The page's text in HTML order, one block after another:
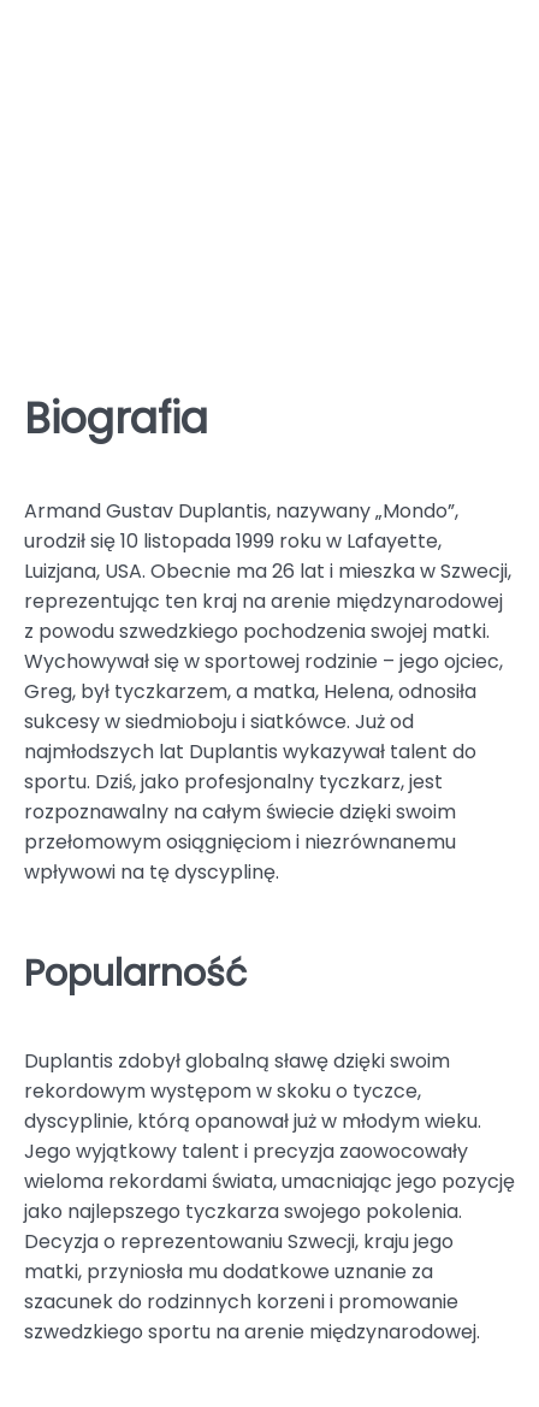
Biografia
Armand Gustav Duplantis, nazywany „Mondo”,
urodził się 10 listopada 1999 roku w Lafayette,
Luizjana, USA. Obecnie ma 26 lat i mieszka w Szwecji,
reprezentując ten kraj na arenie międzynarodowej
z powodu szwedzkiego pochodzenia swojej matki.
Wychowywał się w sportowej rodzinie – jego ojciec,
Greg, był tyczkarzem, a matka, Helena, odnosiła
sukcesy w siedmioboju i siatkówce. Już od
najmłodszych lat Duplantis wykazywał talent do
sportu. Dziś, jako profesjonalny tyczkarz, jest
rozpoznawalny na całym świecie dzięki swoim
przełomowym osiągnięciom i niezrównanemu
wpływowi na tę dyscyplinę.
Popularność
Duplantis zdobył globalną sławę dzięki swoim
rekordowym występom w skoku o tyczce,
dyscyplinie, którą opanował już w młodym wieku.
Jego wyjątkowy talent i precyzja zaowocowały
wieloma rekordami świata, umacniając jego pozycję
jako najlepszego tyczkarza swojego pokolenia.
Decyzja o reprezentowaniu Szwecji, kraju jego
matki, przyniosła mu dodatkowe uznanie za
szacunek do rodzinnych korzeni i promowanie
szwedzkiego sportu na arenie międzynarodowej.